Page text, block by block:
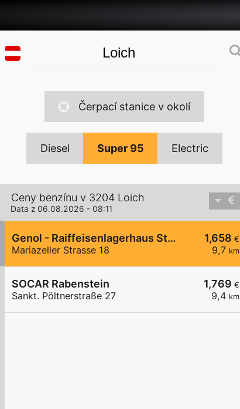
Čerpací stanice v okolí
Diesel Super 95 Electric
Ceny benzínu v 3204 Loich
Data z 06.08.2026 - 08:11
1,658 €
9,7 km
Genol - Raiffeisenlagerhaus St. Pölten
Mariazeller Strasse 18
1,769 €
9,4 km
SOCAR Rabenstein
Sankt. Pöltnerstraße 27